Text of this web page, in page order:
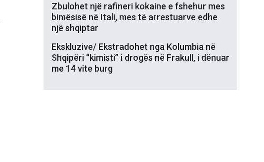
Zbulohet një rafineri kokaine e fshehur mes
bimësisë në Itali, mes të arrestuarve edhe
një shqiptar
Ekskluzive/ Ekstradohet nga Kolumbia në
Shqipëri “kimisti” i drogës në Frakull, i dënuar
me 14 vite burg